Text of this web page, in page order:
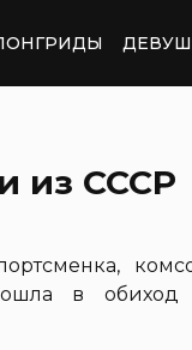
из СССР
в обиход